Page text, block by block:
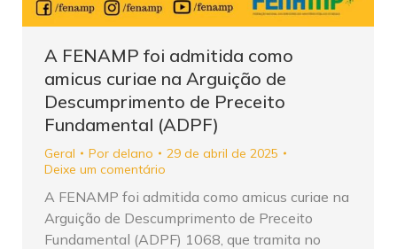
A FENAMP foi admitida como
amicus curiae na Arguição de
Descumprimento de Preceito
Fundamental (ADPF)
Geral Por delano
29 de abril de 2025
Deixe um comentário
A FENAMP foi admitida como amicus curiae na
Arguição de Descumprimento de Preceito
Fundamental (ADPF) 1068, que tramita no